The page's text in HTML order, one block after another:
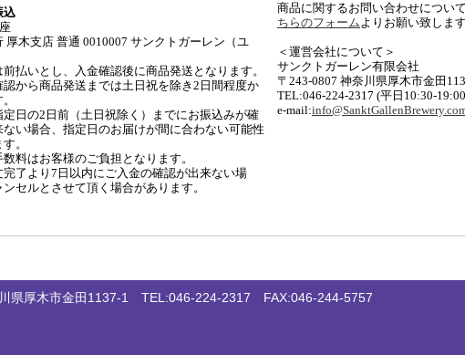
込
厚木支店 普通 0010007 サンクトガーレン（ユ
前払いとし、入金確認後に商品発送となります。
認から商品発送までは土日祝を除き2日間程度か
定日の2日前（土日祝除く）までにお振込みが確
ない場合、指定日のお届けが間に合わない可能性
。
数料はお客様のご負担となります。
完了より7日以内にご入金の確認が出来ない場
セルとさせて頂く場合があります。
商品に関するお問い合わせについ
ちらのフォームよりお願い致します
＜運営会社について＞
サンクトガーレン有限会社
〒243-0807 神奈川県厚木市金田
TEL:046-224-2317 (平日10:30-19:00
e-mail:
県厚木市金田1137-1 TEL:046-224-2317 FAX:046-244-5757